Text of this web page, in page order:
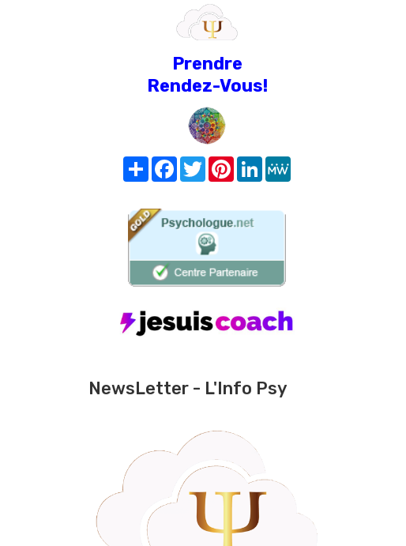
Prendre
Rendez-Vous!
Share FacebookTwitterPinterest
LinkedIn
NewsLetter - L'Info Psy